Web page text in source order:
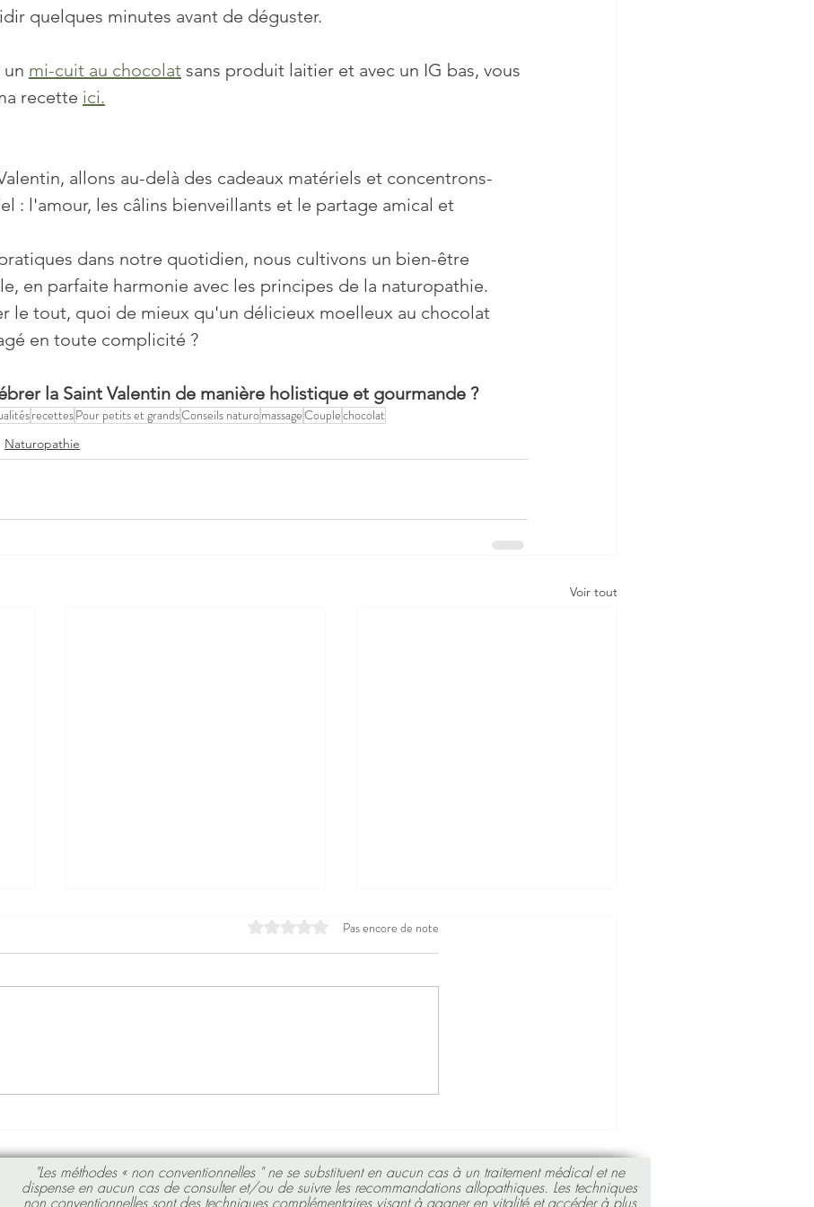
quelques minutes avant de déguster.
un mi-cuit au chocolat sans produit laitier et avec un IG bas, vous
recette ici.
allons au-delà des cadeaux matériels et concentrons-
: l'amour, les câlins bienveillants et le partage amical et
dans notre quotidien, nous cultivons un bien-être
en parfaite harmonie avec les principes de la naturopathie.
le tout, quoi de mieux qu'un délicieux moelleux au chocolat
en toute complicité ?
la Saint Valentin de manière holistique et gourmande ?
recettesPour petits et grandsConseils naturomassageCouplechocolat
Naturopathie
Voir tout
Noté 0 étoile sur 5.
Pas encore de note
"Les méthodes « non conventionnelles " ne se substituent en aucun cas à un traitement médical et ne
dispense en aucun cas de consulter et/ou de suivre les recommandations allopathiques. Les techniques
non conventionnelles sont des techniques complémentaires visant à gagner en vitalité et accéder à plus